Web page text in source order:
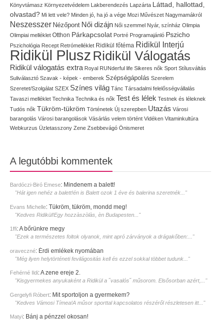
Könyvtámasz Környezetvédelem Lakberendezés Lapzárta Láttad, hallottad,
olvastad? Mi lett vele? Minden jó, ha jó a vége Mozi Művészet Nagymamákról
Neszesszer Nézőpont Női dizájn Női szemmel Nyár, színház Olimpia
Olimpiai melléklet Otthon Párkapcsolat Portré Programajánló Pszicho
Pszichológia Recept Retrómelléklet Ridikül főtéma Ridikül Interjú
Ridikül Plusz Ridikül Válogatás
Ridikül válogatás extra Royal RUNderful life Sikeres nők Sport Stílusváltás
Suliválasztó Szavak - képek - emberek Szépségápolás Szerelem
Szeretet/Szolgálat SZEX Színes világ Tánc Társadalmi felelősségvállalás
Tavaszi melléklet Technika Technika és nők Test és lélek Testnek és léleknek
Tudós nők Tükröm-tükröm Történetek Új szerepben Utazás Városi
barangolás Városi barangolások Vásárlás velem történt Vidéken Vitaminkultúra
Webkurzus Üzletasszony Zene Zsebbevágó Önismeret
A legutóbbi kommentek
Bardóczi-Biró Emese: Mindenem a balett!
"Hát igen nehéz a balett!én is Balett ozok 1 éve és balerina szeretnék..."
Evans Michelle: Tükröm, tükröm, mondd meg!
"Kedves Ridikül!Egy hozzàszòlàs, èn Budapesten..."
1ffi:A bőrünkre megy
"Ezek a természetes foltok olyanok, mint apró zárványok a drágakőben:..."
oraveczné: Érdi emlékek nyomában
"Még ilyen helytörténeti fevilágositás kell és ezzel sokkal többet tudunk..."
Fehérné Ildi:A zene ereje 2.
"Kisgyermekes anyukaként a Ridikül a ˝vasalós˝ műsorom. Elsősorban azért,..."
Gergelyfi Róbert: Mit sportoljon a gyermekem?
"Kedves Vámosi Tímea!A műsor sporttal kapcsolatos részéről részletesen itt..."
Matyi: Bánj a pénzzel okosan!